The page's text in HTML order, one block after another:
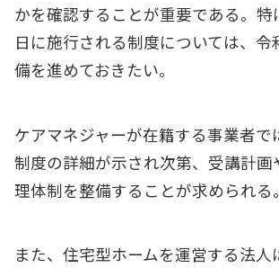
かを確認することが重要である。特
日に施行される制度については、令
備を進めておきたい。
ケアマネジャーが在籍する事業者で
制度の詳細が示され次第、受講計画
理体制を整備することが求められる。
また、住宅型ホームを運営する法人